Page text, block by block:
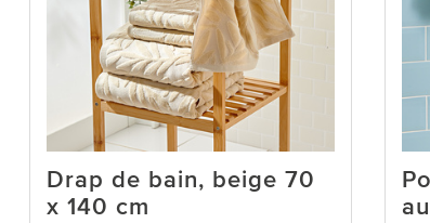
Drap de bain, beige 70
x 140 cm